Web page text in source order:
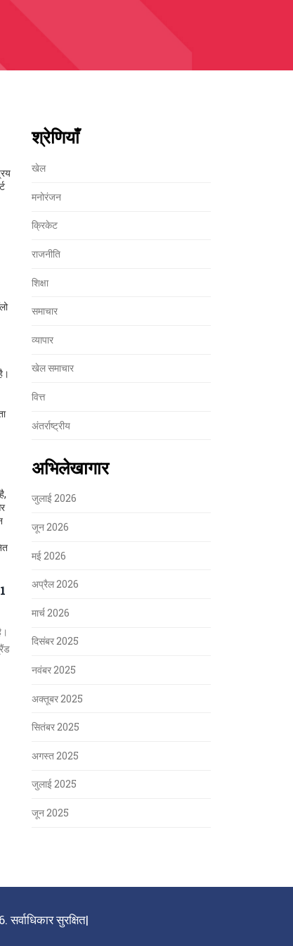
श्रेणियाँ
खेल
मनोरंजन
क्रिकेट
राजनीति
शिक्षा
समाचार
व्यापार
खेल समाचार
वित्त
अंतर्राष्ट्रीय
अभिलेखागार
जुलाई 2026
जून 2026
मई 2026
अप्रैल 2026
मार्च 2026
दिसंबर 2025
नवंबर 2025
अक्तूबर 2025
सितंबर 2025
अगस्त 2025
जुलाई 2025
जून 2025
सुरक्षित|